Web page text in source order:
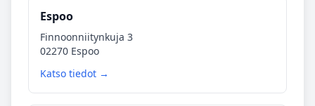
Espoo
Finnoonniitynkuja 3
02270 Espoo
Katso tiedot →